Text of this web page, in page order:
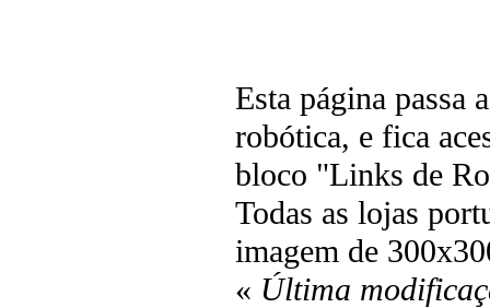
Esta página passa
robótica, e fica
bloco "Links de
Todas as lojas
imagem de
« Última